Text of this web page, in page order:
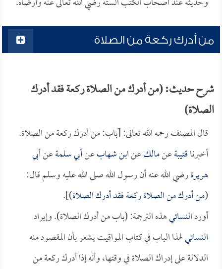
من أدرك ركعة من الصلاة
شرح حديث: (من أدرك من الصلاة ركعة فقد أدرك
الصلاة)
قال المصنف رحمه الله تعالى: [باب: من أدرك ركعة من الصلاة.
أخبرناقتيبةعنمالكعنابن شهابعنأبي سلمةعنأبي
هريرةرضي الله عنه أن رسول الله صلى الله عليه وسلم قال:
(من أدرك من الصلاة ركعة فقد أدرك الصلاة)].
أوردالنسائيهذه الترجمة: (باب من أدرك الصلاة). وإيراد
النسائيلهذا الباب في كتاب المواقيت يشعر بأن المقصود منه
الدلالة على إدراك الصلاة في وقتها، وأنه إذا أدرك ركعة من